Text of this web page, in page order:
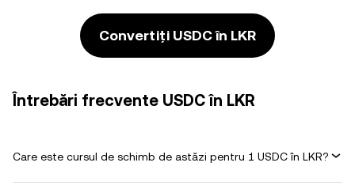
Convertiți USDC în LKR
Întrebări frecvente USDC în LKR
Care este cursul de schimb de astăzi pentru 1 USDC în LKR?